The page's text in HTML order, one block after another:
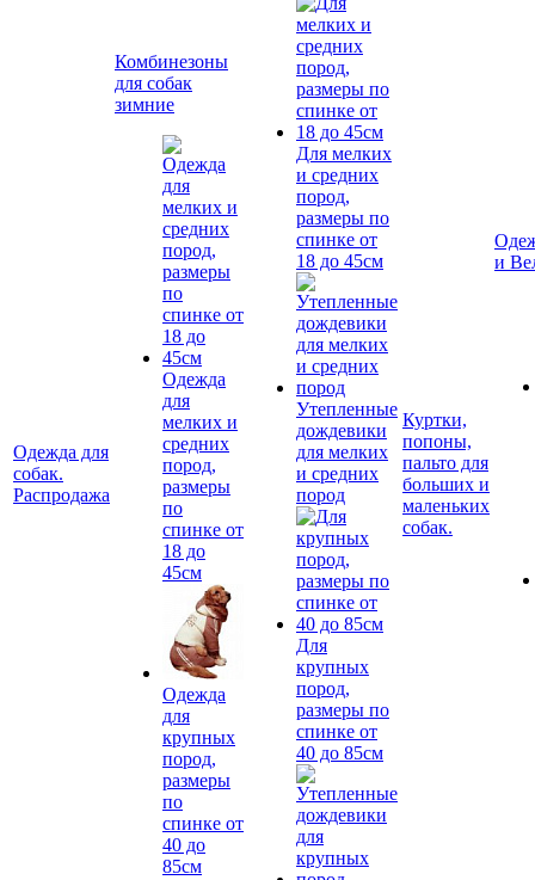
Одежда для
собак.
Распродажа
Комбинезоны
для собак
зимние
Одежда
для
мелких и
средних
пород,
размеры
по
спинке от
18 до
45см
Одежда
для
крупных
пород,
размеры
по
спинке от
40 до
85см
Для мелких
и средних
пород,
размеры по
спинке от
18 до 45см
Утепленные
дождевики
для мелких
и средних
пород
Для
крупных
пород,
размеры по
спинке от
40 до 85см
Куртки,
попоны,
пальто для
больших и
маленьких
собак.
и